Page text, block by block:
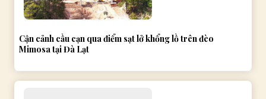
Cận cảnh cầu cạn qua điểm sạt lở khổng lồ trên đèo
Mimosa tại Đà Lạt